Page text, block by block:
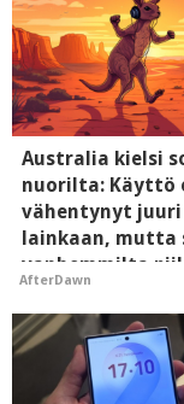
Australia kielsi
nuorilta: Käyttö
vähentynyt juuri
lainkaan, mutta
vanhemmilta
AfterDawn